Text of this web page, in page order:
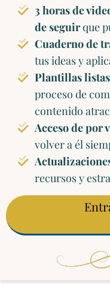
3 horas de
de seguirque
Cuaderno de
tus ideas y
Plantillas
proceso de
contenido
Acceso de por
volver a él
recursos y